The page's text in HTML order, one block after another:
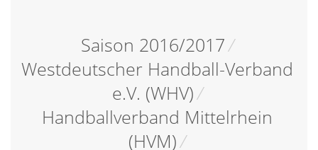
Saison 2016/2017/
Westdeutscher Handball-Verband
e.V. (WHV)/
Handballverband Mittelrhein
(HVM)/